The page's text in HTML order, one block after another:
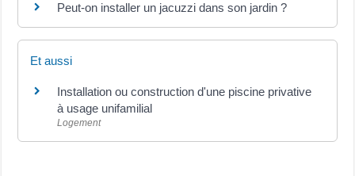
Peut-on installer un jacuzzi dans son jardin ?
Et aussi
Installation ou construction d'une piscine privative
à usage unifamilial
Logement